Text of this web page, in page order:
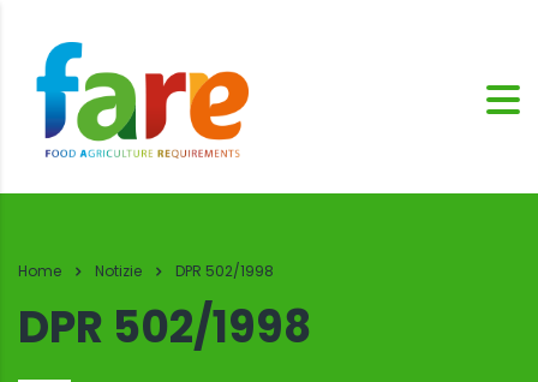
Home Notizie DPR 502/1998
DPR 502/1998